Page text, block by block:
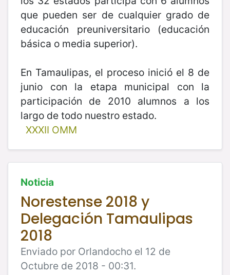
que pueden ser de cualquier grado de
educación preuniversitario (educación
básica o media superior).
En Tamaulipas, el proceso inició el 8 de
junio con la etapa municipal con la
participación de 2010 alumnos a los
largo de todo nuestro estado.
XXXII OMM
Noticia
Norestense 2018 y
Delegación Tamaulipas
2018
Enviado por Orlandocho el 12 de
Octubre de 2018 - 00:31.